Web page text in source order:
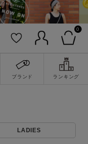
0
ブランド ランキング
LADIES